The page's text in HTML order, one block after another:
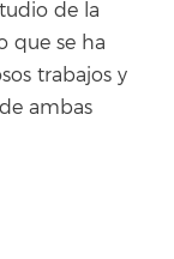
de la
que se ha
trabajos y
ambas